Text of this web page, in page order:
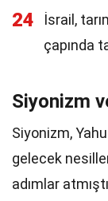
24
İsrail,
çapında
Siyonizm
Siyonizm,
gelecek
adımlar